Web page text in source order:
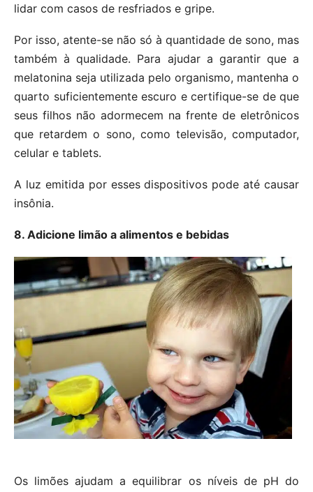
lidar com casos de resfriados e gripe.
Por isso, atente-se não só à quantidade de sono, mas
também à qualidade. Para ajudar a garantir que a
melatonina seja utilizada pelo organismo, mantenha o
quarto suficientemente escuro e certifique-se de que
seus filhos não adormecem na frente de eletrônicos
que retardem o sono, como televisão, computador,
celular e tablets.
A luz emitida por esses dispositivos pode até causar
insônia.
8. Adicione limão a alimentos e bebidas
Os limões ajudam a equilibrar os níveis de pH do